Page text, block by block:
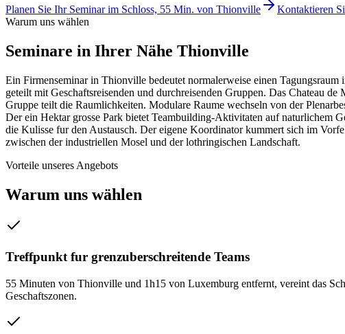
Planen Sie Ihr Seminar im Schloss, 55 Min. von Thionville
Kontaktieren
Warum uns wählen
Seminare in Ihrer Nähe Thionville
Ein Firmenseminar in Thionville bedeutet normalerweise einen
geteilt mit Geschaftsreisenden und durchreisenden Gruppen. Das Chateau
Gruppe teilt die Raumlichkeiten. Modulare Raume wechseln von der
Der ein Hektar grosse Park bietet Teambuilding-Aktivitaten auf naturlichem
die Kulisse fur den Austausch. Der eigene Koordinator kummert sich im
zwischen der industriellen Mosel und der lothringischen Landschaft.
Vorteile unseres Angebots
Warum uns wählen
Treffpunkt fur grenzuberschreitende Teams
55 Minuten von Thionville und 1h15 von Luxemburg entfernt, vereint das
Geschaftszonen.